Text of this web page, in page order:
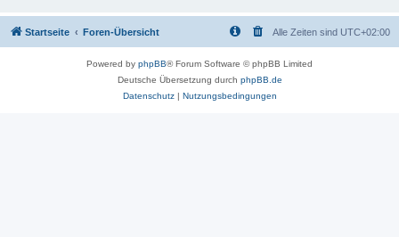
Startseite Foren-Übersicht Alle Zeiten sind UTC+02:00
Powered by phpBB® Forum Software © phpBB Limited
Deutsche Übersetzung durch phpBB.de
Datenschutz| Nutzungsbedingungen